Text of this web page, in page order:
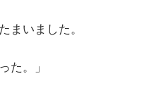
まいました。
た。」